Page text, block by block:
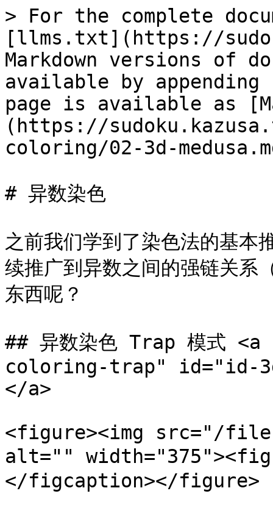
> For the complete
[llms.txt](https://
Markdown versions of
available by
page is available as
(https://
coloring/02-3d-
# 异数染色
之前我们学到了染色法的基本
续推广到异数之间的强链关系
东西呢？
## 异数染色 Trap 模式
coloring-trap" id="id-
</a>
<figure><img src="/files/
alt=""
</figcaption></figure>